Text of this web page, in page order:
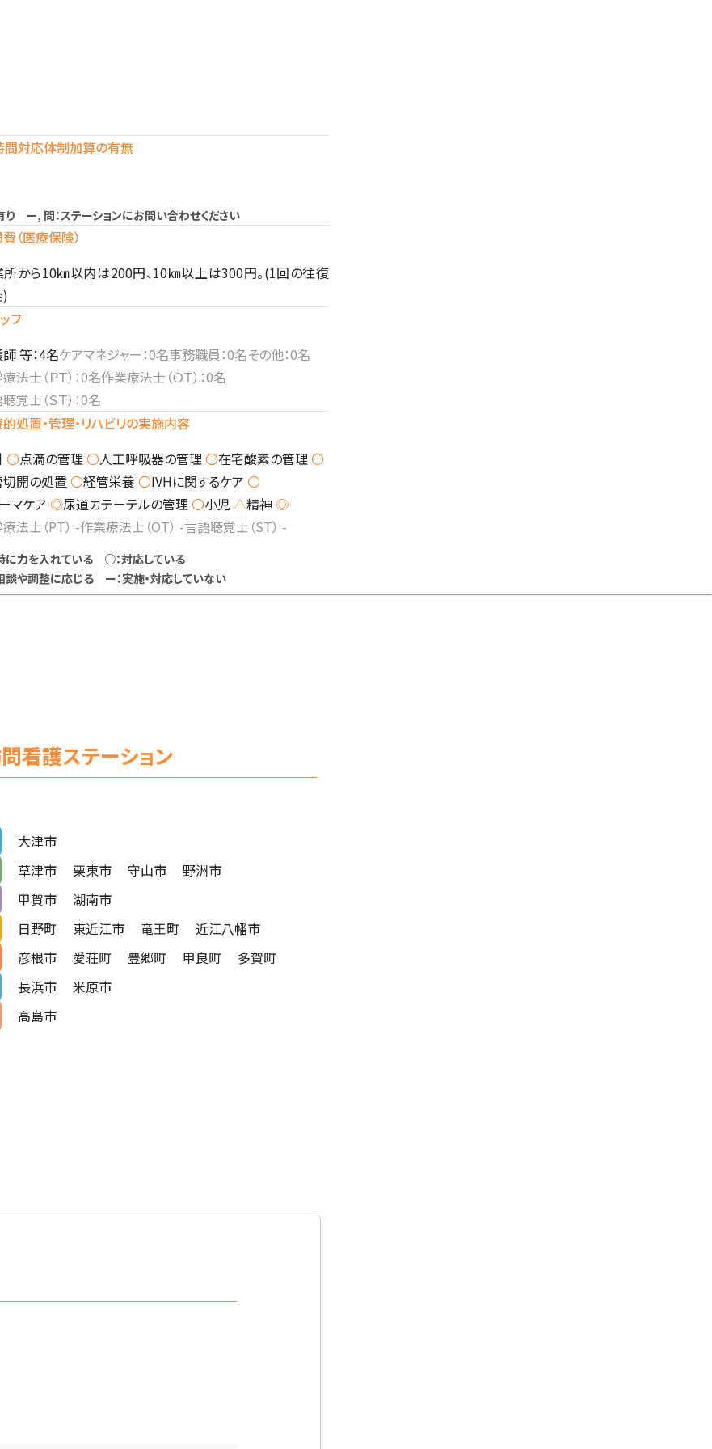
間対応体制加算の有無
り ー, 問：ステーションにお問い合わせください
（医療保険）
所から10㎞以内は200円、10㎞以上は300円。(1回の往復
フ
等：4名ケアマネジャー：0名事務職員：0名その他：0名
法士（ＰＴ）：0名作業療法士（ＯＴ）：0名
覚士（ＳＴ）：0名
処置・管理・リハビリの実施内容
〇点滴の管理 〇人工呼吸器の管理 〇在宅酸素の管理 〇
開の処置 〇経管栄養 〇IVHに関するケア 〇
マケア ◎尿道カテーテルの管理 〇小児 △精神 ◎
法士（PT） -作業療法士（OT） -言語聴覚士（ST） -
に力を入れている ○：対応している
談や調整に応じる ー：実施・対応していない
看護ステーション
大津市
草津市 栗東市 守山市 野洲市
甲賀市 湖南市
日野町 東近江市 竜王町 近江八幡市
彦根市 愛荘町 豊郷町 甲良町 多賀町
長浜市 米原市
高島市